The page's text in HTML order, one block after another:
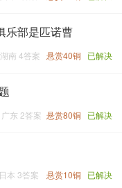
乐部是匹诺曹
悬赏40铜 已解决
南 4答案
悬赏80铜 已解决
东 2答案
悬赏10铜 已解决
本 3答案